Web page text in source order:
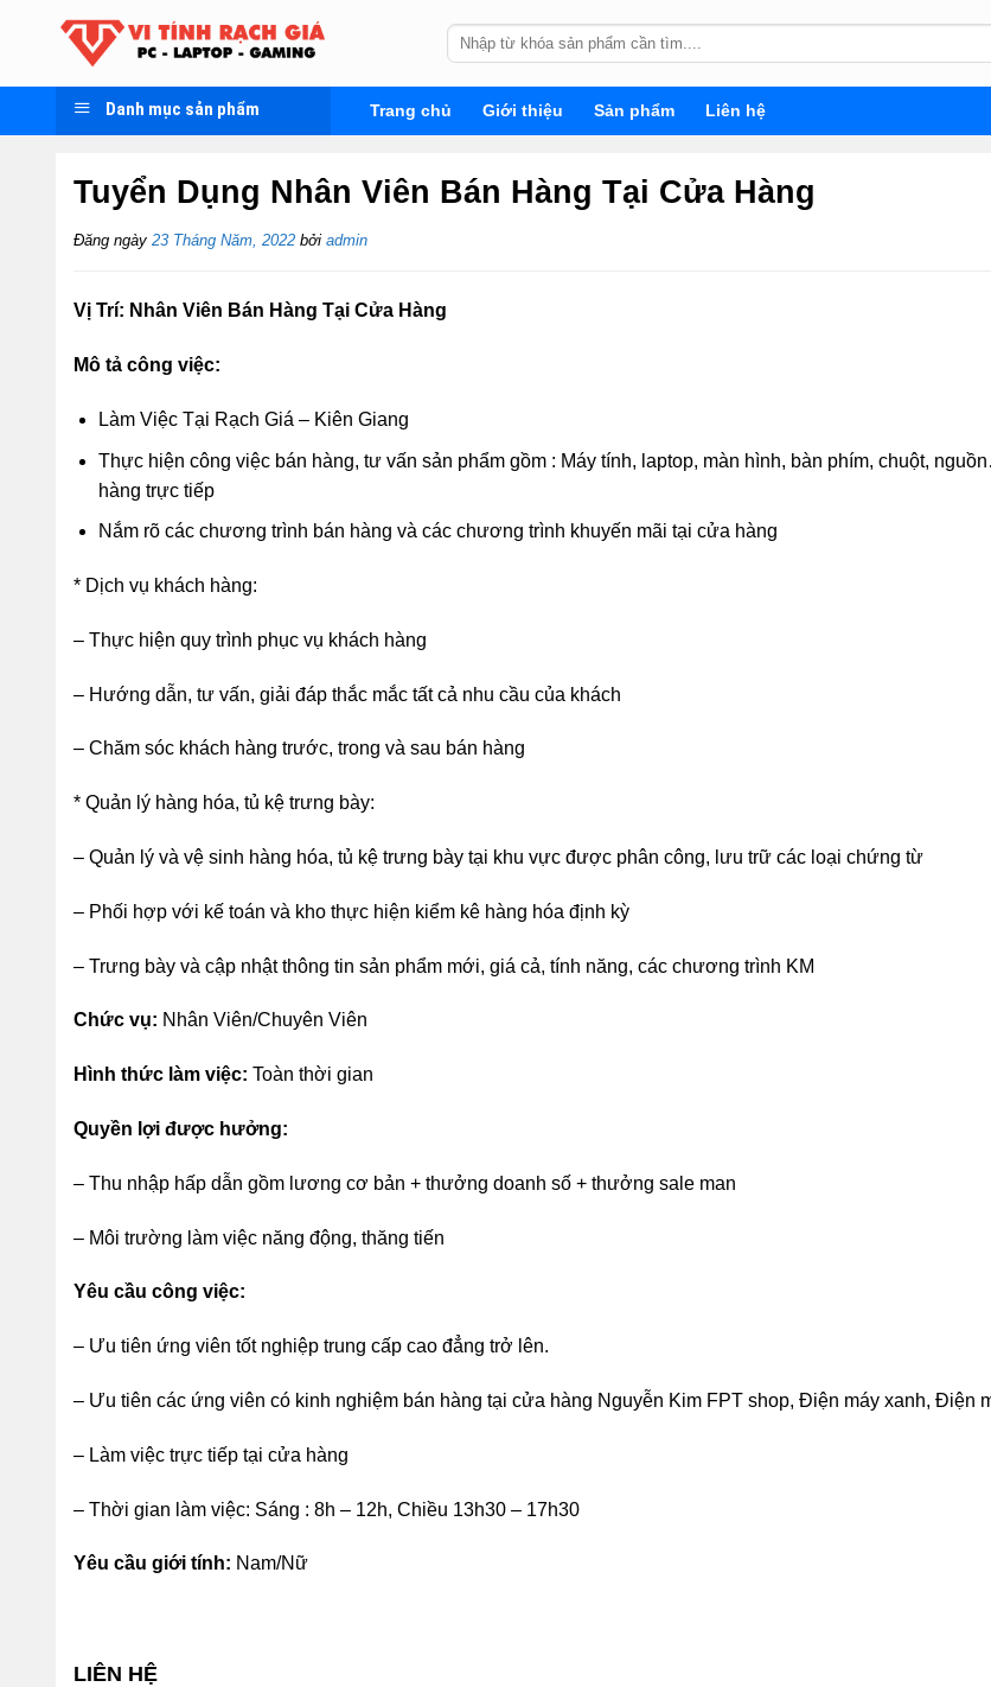
Tìm
kiếm:
Danh mục sản phẩm Trang chủ Giới thiệu Sản phẩm Liên hệ
Tuyển Dụng Nhân Viên Bán Hàng Tại Cửa Hàng
Đăng ngày 23 Tháng Năm, 2022 bởi admin
Vị Trí: Nhân Viên Bán Hàng Tại Cửa Hàng
Mô tả công việc:
Làm Việc Tại Rạch Giá – Kiên Giang
Thực hiện công việc bán hàng, tư vấn sản phẩm gồm : Máy tính, laptop, màn hình, bàn phím, chuột,
hàng trực tiếp
Nắm rõ các chương trình bán hàng và các chương trình khuyến mãi tại cửa hàng
* Dịch vụ khách hàng:
– Thực hiện quy trình phục vụ khách hàng
– Hướng dẫn, tư vấn, giải đáp thắc mắc tất cả nhu cầu của khách
– Chăm sóc khách hàng trước, trong và sau bán hàng
* Quản lý hàng hóa, tủ kệ trưng bày:
– Quản lý và vệ sinh hàng hóa, tủ kệ trưng bày tại khu vực được phân công, lưu trữ các loại chứng từ
– Phối hợp với kế toán và kho thực hiện kiểm kê hàng hóa định kỳ
– Trưng bày và cập nhật thông tin sản phẩm mới, giá cả, tính năng, các chương trình KM
Chức vụ: Nhân Viên/Chuyên Viên
Hình thức làm việc: Toàn thời gian
Quyền lợi được hưởng:
– Thu nhập hấp dẫn gồm lương cơ bản + thưởng doanh số + thưởng sale man
– Môi trường làm việc năng động, thăng tiến
Yêu cầu công việc:
– Ưu tiên ứng viên tốt nghiệp trung cấp cao đẳng trở lên.
– Ưu tiên các ứng viên có kinh nghiệm bán hàng tại cửa hàng Nguyễn Kim FPT shop, Điện máy xanh, Điện
– Làm việc trực tiếp tại cửa hàng
– Thời gian làm việc: Sáng : 8h – 12h, Chiều 13h30 – 17h30
Yêu cầu giới tính: Nam/Nữ
LIÊN HỆ